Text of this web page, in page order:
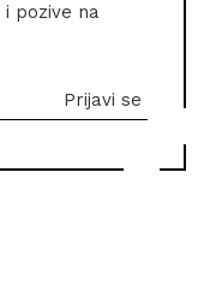
pozive na